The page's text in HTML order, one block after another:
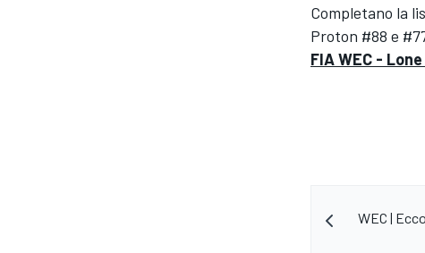
Completano la
Proton #88 e
FIA WEC -
WEC |